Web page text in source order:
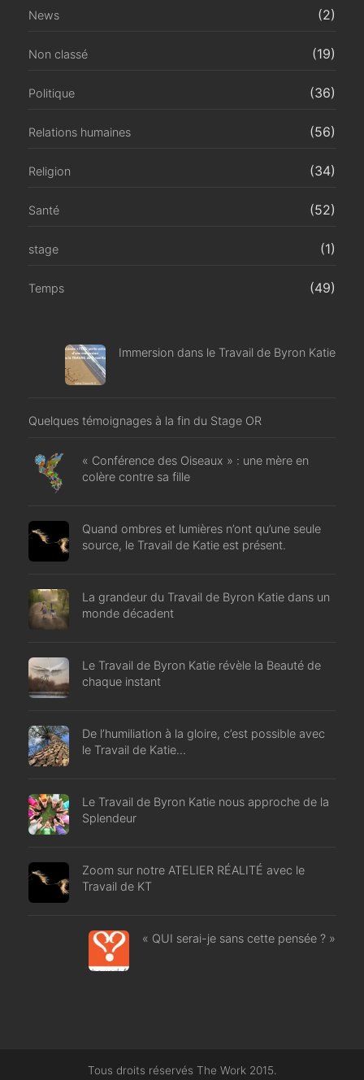
News (2)
Non classé (19)
Politique (36)
Relations humaines (56)
Religion (34)
Santé (52)
stage (1)
Temps (49)
Immersion dans le Travail de Byron Katie
Quelques témoignages à la fin du Stage OR
« Conférence des Oiseaux » : une mère en
colère contre sa fille
Quand ombres et lumières n’ont qu’une seule
source, le Travail de Katie est présent.
La grandeur du Travail de Byron Katie dans un
monde décadent
Le Travail de Byron Katie révèle la Beauté de
chaque instant
De l’humiliation à la gloire, c’est possible avec
le Travail de Katie…
Le Travail de Byron Katie nous approche de la
Splendeur
Zoom sur notre ATELIER RÉALITÉ avec le
Travail de KT
« QUI serai-je sans cette pensée ? »
Tous droits réservés The Work 2015.